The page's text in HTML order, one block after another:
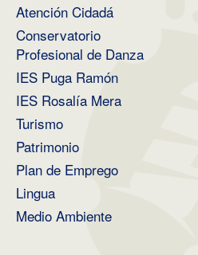
Atención Cidadá
Conservatorio
Profesional de Danza
IES Puga Ramón
IES Rosalía Mera
Turismo
Patrimonio
Plan de Emprego
Lingua
Medio Ambiente